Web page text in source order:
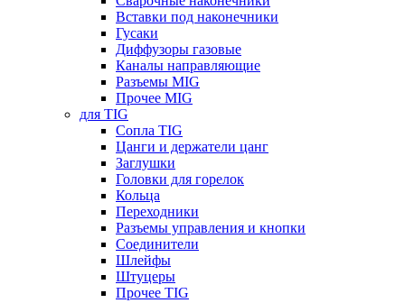
Вставки под наконечники
Гусаки
Диффузоры газовые
Каналы направляющие
Разъемы MIG
Прочее MIG
для TIG
Сопла TIG
Цанги и держатели цанг
Заглушки
Головки для горелок
Кольца
Переходники
Разъемы управления и кнопки
Соединители
Шлейфы
Штуцеры
Прочее TIG